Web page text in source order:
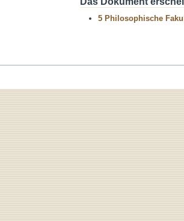
5 Philosophische